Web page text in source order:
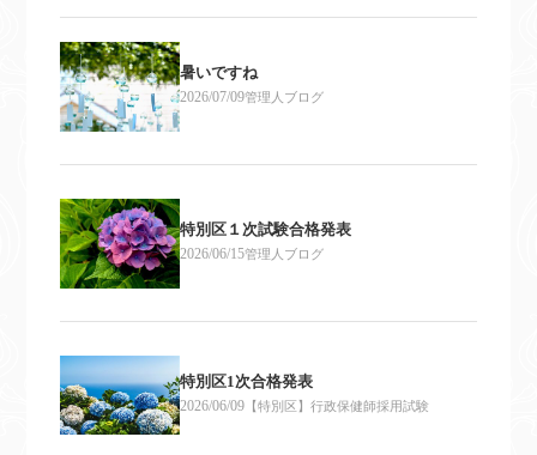
暑いですね
2026/07/09管理人ブログ
特別区１次試験合格発表
2026/06/15管理人ブログ
特別区1次合格発表
2026/06/09【特別区】行政保健師採用試験